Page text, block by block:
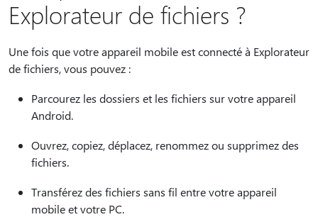
Explorateur de fichiers ?
Une fois que votre appareil mobile est connecté à Explorateur
de fichiers, vous pouvez :
Parcourez les dossiers et les fichiers sur votre appareil
Android.
Ouvrez, copiez, déplacez, renommez ou supprimez des
fichiers.
Transférez des fichiers sans fil entre votre appareil
mobile et votre PC.